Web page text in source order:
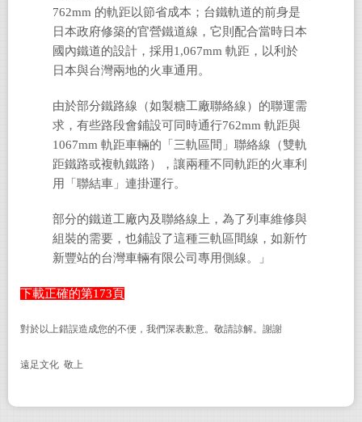
762mm 的軌距以節省成本；台鐵軌道的前身是
日本政府修築的官營鐵道線，它則配合當時日本
國內鐵道的設計，採用1,067mm 軌距，以利於
日本與台灣兩地的火車通用。
由於部分鐵路線（如製糖工廠聯絡線）的聯運需
求，有些路段會鋪設可同時通行762mm 軌距與
1067mm 軌距車輛的「三軌區間」聯絡線（雙軌
距鐵路或複軌鐵路），讓兩種不同軌距的火車利
用「聯結車」連掛運行。
部分的鐵道工廠內及聯絡線上，為了列車維修與
組裝的需要，也鋪設了這種三軌區間線，如新竹
新豐站的台灣車輛有限公司專用側線。」
下載正確的第173頁
對於以上錯誤造成您的不便，我們深表歉意。敬請諒解。謝謝
遠足文化 敬上